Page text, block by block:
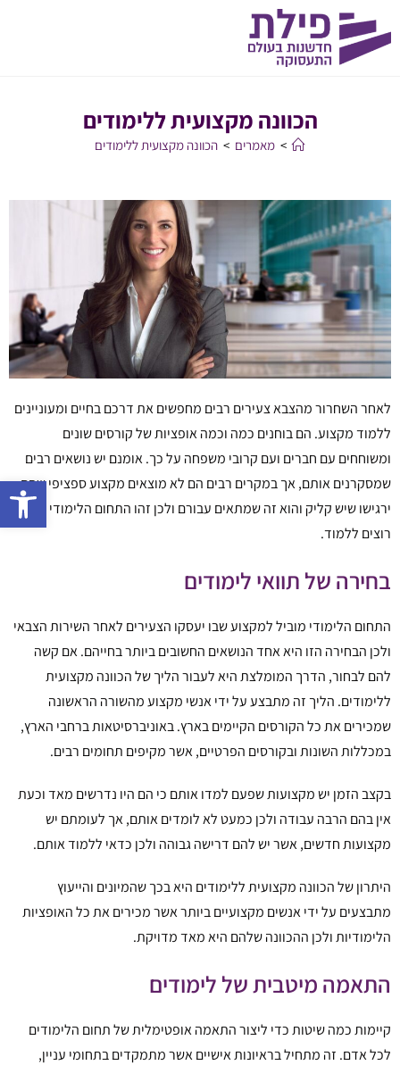
הכוונה מקצועית ללימודים
> מאמרים > הכוונה מקצועית ללימודים
לאחר השחרור מהצבא צעירים רבים מחפשים את דרכם בחיים ומעוניינים
ללמוד מקצוע. הם בוחנים כמה וכמה אופציות של קורסים שונים
ומשוחחים עם חברים ועם קרובי משפחה על כך. אומנם יש נושאים רבים
שמסקרנים אותם, אך במקרים רבים הם לא מוצאים מקצוע ספציפי שהם
ירגישו שיש קליק והוא זה שמתאים עבורם ולכן זהו התחום הלימודי שהם
רוצים ללמוד.
בחירה של תוואי לימודים
התחום הלימודי מוביל למקצוע שבו יעסקו הצעירים לאחר השירות הצבאי
ולכן הבחירה הזו היא אחד הנושאים החשובים ביותר בחייהם. אם קשה
להם לבחור, הדרך המומלצת היא לעבור הליך של הכוונה מקצועית
ללימודים. הליך זה מתבצע על ידי אנשי מקצוע מהשורה הראשונה
שמכירים את כל הקורסים הקיימים בארץ. באוניברסיטאות ברחבי הארץ,
במכללות השונות ובקורסים הפרטיים, אשר מקיפים תחומים רבים.
בקצב הזמן יש מקצועות שפעם למדו אותם כי הם היו נדרשים מאד וכעת
אין בהם הרבה עבודה ולכן כמעט לא לומדים אותם, אך לעומתם יש
מקצועות חדשים, אשר יש להם דרישה גבוהה ולכן כדאי ללמוד אותם.
היתרון של הכוונה מקצועית ללימודים היא בכך שהמיונים והייעוץ
מתבצעים על ידי אנשים מקצועיים ביותר אשר מכירים את כל האופציות
הלימודיות ולכן ההכוונה שלהם היא מאד מדויקת.
התאמה מיטבית של לימודים
קיימות כמה שיטות כדי ליצור התאמה אופטימלית של תחום הלימודים
לכל אדם. זה מתחיל בראיונות אישיים אשר מתמקדים בתחומי עניין,